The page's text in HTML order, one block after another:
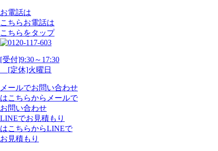
お電話は
こちらお電話は
こちらをタップ
[受付]9:30～17:30
[定休]火曜日
メールでお問い合わせ
はこちらから メールで
お問い合わせ
LINEでお見積もり
はこちらからLINEで
お見積もり